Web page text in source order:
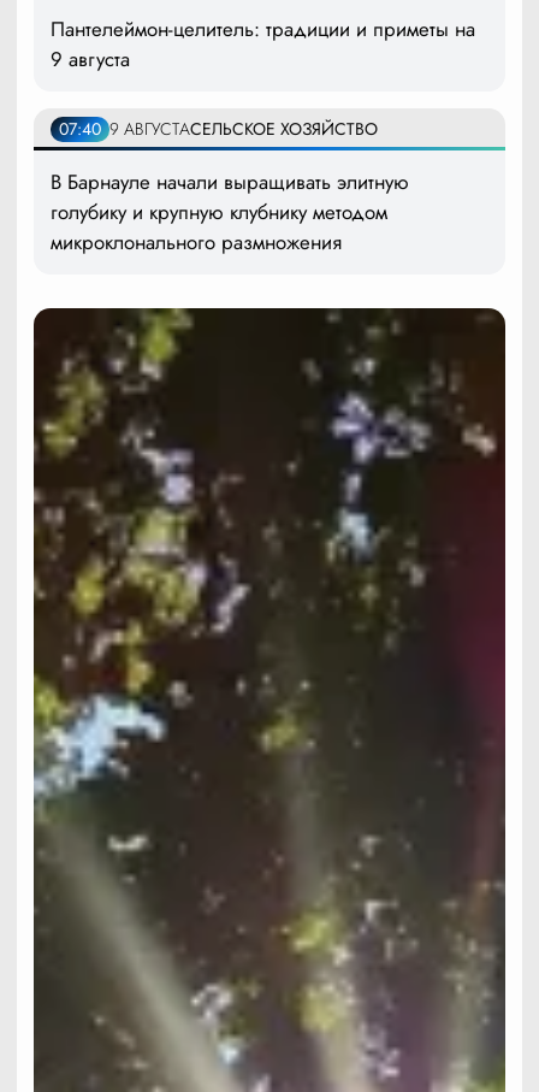
Пантелеймон-целитель: традиции и приметы на
9 августа
07:40 9 АВГУСТАСЕЛЬСКОЕ ХОЗЯЙСТВО
В Барнауле начали выращивать элитную
голубику и крупную клубнику методом
микроклонального размножения